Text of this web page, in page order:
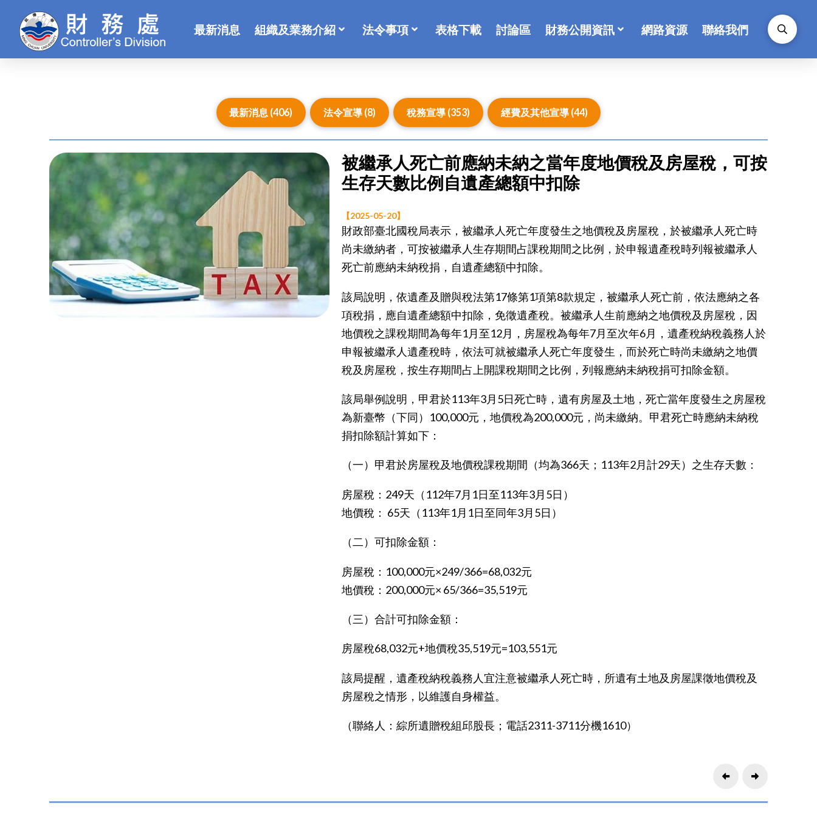
最新消息 組織及業務介紹 法令事項 表格下載 討論區 財務公開資訊 網路資源 聯絡我們
最新消息 (406) 法令宣導 (8) 稅務宣導 (353) 經費及其他宣導 (44)
被繼承人死亡前應納未納之當年度地價稅及房屋稅，可按
生存天數比例自遺產總額中扣除
【2025-05-20】
財政部臺北國稅局表示，被繼承人死亡年度發生之地價稅及房屋稅，於被繼承人死亡時
尚未繳納者，可按被繼承人生存期間占課稅期間之比例，於申報遺產稅時列報被繼承人
死亡前應納未納稅捐，自遺產總額中扣除。
該局說明，依遺產及贈與稅法第17條第1項第8款規定，被繼承人死亡前，依法應納之各
項稅捐，應自遺產總額中扣除，免徵遺產稅。被繼承人生前應納之地價稅及房屋稅，因
地價稅之課稅期間為每年1月至12月，房屋稅為每年7月至次年6月，遺產稅納稅義務人於
申報被繼承人遺產稅時，依法可就被繼承人死亡年度發生，而於死亡時尚未繳納之地價
稅及房屋稅，按生存期間占上開課稅期間之比例，列報應納未納稅捐可扣除金額。
該局舉例說明，甲君於113年3月5日死亡時，遺有房屋及土地，死亡當年度發生之房屋稅
為新臺幣（下同）100,000元，地價稅為200,000元，尚未繳納。甲君死亡時應納未納稅
捐扣除額計算如下：
（一）甲君於房屋稅及地價稅課稅期間（均為366天；113年2月計29天）之生存天數：
房屋稅：249天（112年7月1日至113年3月5日）
地價稅： 65天（113年1月1日至同年3月5日）
（二）可扣除金額：
房屋稅：100,000元×249/366=68,032元
地價稅：200,000元× 65/366=35,519元
（三）合計可扣除金額：
房屋稅68,032元+地價稅35,519元=103,551元
該局提醒，遺產稅納稅義務人宜注意被繼承人死亡時，所遺有土地及房屋課徵地價稅及
房屋稅之情形，以維護自身權益。
（聯絡人：綜所遺贈稅組邱股長；電話2311-3711分機1610）
Prev Next